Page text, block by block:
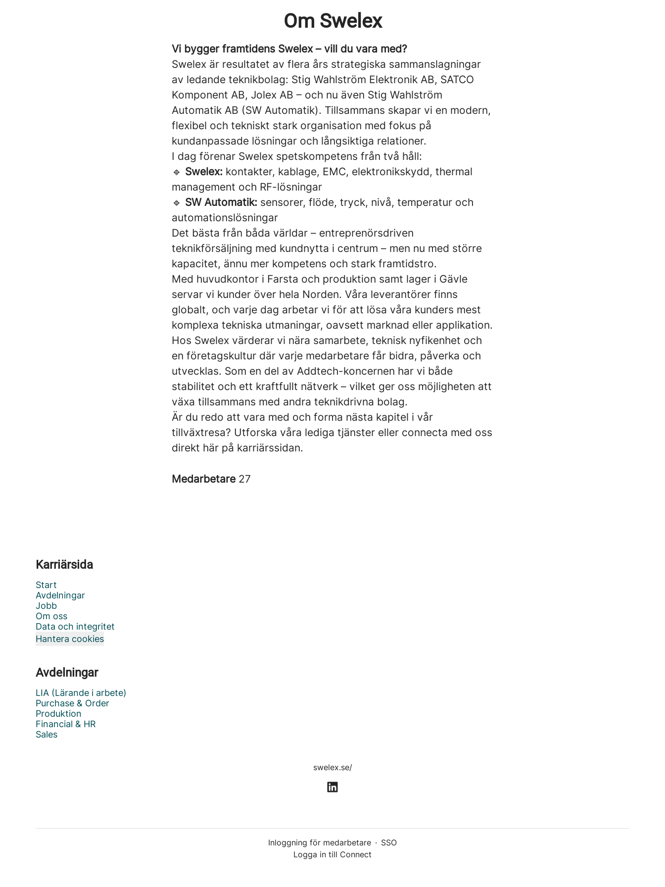
Om Swelex
Vi bygger framtidens Swelex – vill du vara med?
Swelex är resultatet av flera års strategiska sammanslagningar
av ledande teknikbolag: Stig Wahlström Elektronik AB, SATCO
Komponent AB, Jolex AB – och nu även Stig Wahlström
Automatik AB (SW Automatik). Tillsammans skapar vi en modern,
flexibel och tekniskt stark organisation med fokus på
kundanpassade lösningar och långsiktiga relationer.
I dag förenar Swelex spetskompetens från två håll:
🔹 Swelex: kontakter, kablage, EMC, elektronikskydd, thermal
management och RF-lösningar
🔹 SW Automatik: sensorer, flöde, tryck, nivå, temperatur och
automationslösningar
Det bästa från båda världar – entreprenörsdriven
teknikförsäljning med kundnytta i centrum – men nu med större
kapacitet, ännu mer kompetens och stark framtidstro.
Med huvudkontor i Farsta och produktion samt lager i Gävle
servar vi kunder över hela Norden. Våra leverantörer finns
globalt, och varje dag arbetar vi för att lösa våra kunders mest
komplexa tekniska utmaningar, oavsett marknad eller applikation.
Hos Swelex värderar vi nära samarbete, teknisk nyfikenhet och
en företagskultur där varje medarbetare får bidra, påverka och
utvecklas. Som en del av Addtech-koncernen har vi både
stabilitet och ett kraftfullt nätverk – vilket ger oss möjligheten att
växa tillsammans med andra teknikdrivna bolag.
Är du redo att vara med och forma nästa kapitel i vår
tillväxtresa? Utforska våra lediga tjänster eller connecta med oss
direkt här på karriärssidan.
Medarbetare 27
Karriärsida
Start
Avdelningar
Jobb
Om oss
Data och integritet
Hantera cookies
Avdelningar
LIA (Lärande i arbete)
Purchase & Order
Produktion
Financial & HR
Sales
swelex.se/
Inloggning för medarbetare · SSO
Logga in till Connect